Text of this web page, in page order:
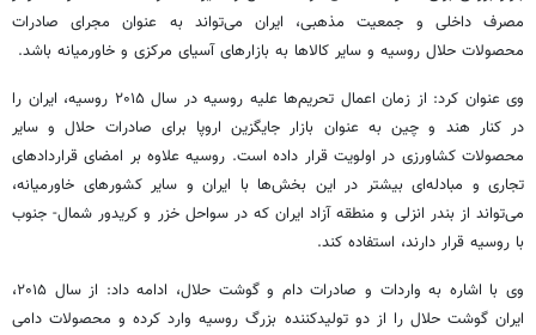
مصرف داخلی و جمعیت مذهبی، ایران می‌تواند به عنوان مجرای صادرات
محصولات حلال روسیه و سایر کالاها به بازارهای آسیای مرکزی و خاورمیانه باشد.
وی عنوان کرد: از زمان اعمال تحریم‌ها علیه روسیه در سال ۲۰۱۵ روسیه، ایران را
در کنار هند و چین به عنوان بازار جایگزین اروپا برای صادرات حلال و سایر
محصولات کشاورزی در اولویت قرار داده است. روسیه علاوه بر امضای قراردادهای
تجاری و مبادله‌ای بیشتر در این بخش‌ها با ایران و سایر کشورهای خاورمیانه،
می‌تواند از بندر انزلی و منطقه آزاد ایران که در سواحل خزر و کریدور شمال- جنوب
با روسیه قرار دارند، استفاده کند.
وی با اشاره به واردات و صادرات دام و گوشت حلال، ادامه داد: از سال ۲۰۱۵،
ایران گوشت حلال را از دو تولیدکننده بزرگ روسیه وارد کرده و محصولات دامی